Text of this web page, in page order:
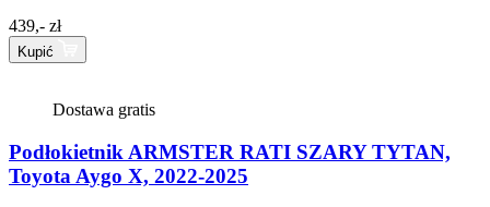
439,- zł
Kupić
Dostawa gratis
Podłokietnik ARMSTER RATI SZARY TYTAN,
Toyota Aygo X, 2022-2025